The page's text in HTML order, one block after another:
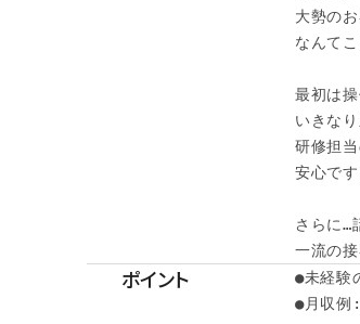
大勢の
なんて
最初は
いきな
研修担
安心です
さらに…
一流の
ポイント
●未経験
●月収例